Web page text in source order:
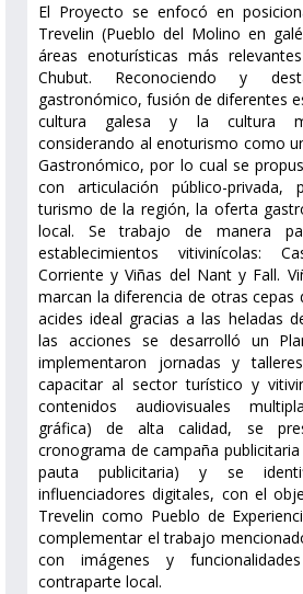
El Proyecto se enfocó en
Trevelin (Pueblo del Molino en
áreas enoturísticas más
Chubut. Reconociendo y
gastronómico, fusión de diferentes
cultura galesa y la cultura
considerando al enoturismo como
Gastronómico, por lo cual se
con articulación público-privada,
turismo de la región, la oferta
local. Se trabajo de manera
establecimientos vitivinícolas:
Corriente y Viñas del Nant y Fall.
marcan la diferencia de otras cepas
acides ideal gracias a las heladas
las acciones se desarrolló un
implementaron jornadas y
capacitar al sector turístico y
contenidos audiovisuales
gráfica) de alta calidad, se
cronograma de campaña
pauta publicitaria) y se
influenciadores digitales, con el
Trevelin como Pueblo de
complementar el trabajo
con imágenes y
contraparte local.